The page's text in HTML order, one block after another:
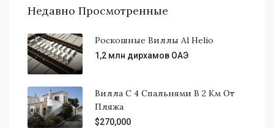
Недавно Просмотренные
Роскошные Виллы Al Helio
1,2 млн дирхамов ОАЭ
Вилла С 4 Спальнями В 2 Км От
Пляжа
$270,000